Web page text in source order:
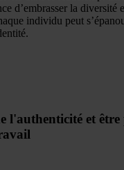
d’embrasser la diversité
individu peut
l'authenticité et être